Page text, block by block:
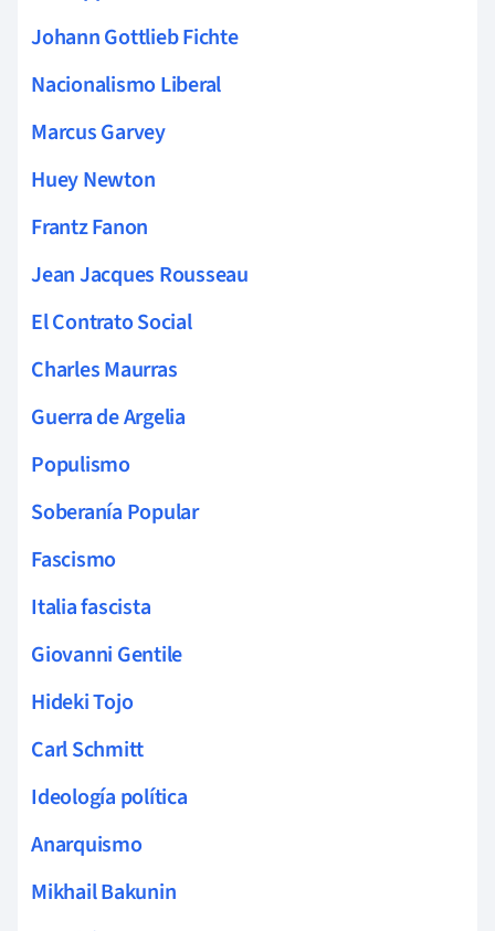
Johann Gottlieb Fichte
Nacionalismo Liberal
Marcus Garvey
Huey Newton
Frantz Fanon
Jean Jacques Rousseau
El Contrato Social
Charles Maurras
Guerra de Argelia
Populismo
Soberanía Popular
Fascismo
Italia fascista
Giovanni Gentile
Hideki Tojo
Carl Schmitt
Ideología política
Anarquismo
Mikhail Bakunin